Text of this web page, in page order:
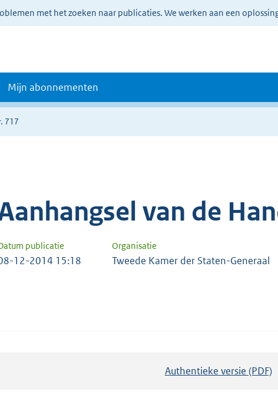
met het zoeken naar publicaties. We werken aan een
Mijn abonnementen
717
van de
publicatie Organisatie
12-2014 15:18 Tweede Kamer der Staten-Generaal
Authentieke versie (PDF)